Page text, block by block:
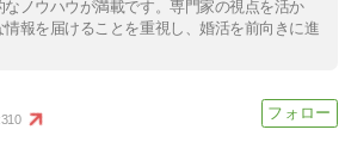
ノウハウが満載です。専門家の視点を活か
情報を届けることを重視し、婚活を前向きに進
310